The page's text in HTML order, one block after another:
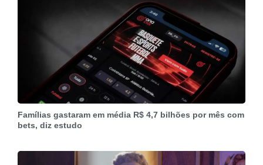
Famílias gastaram em média R$ 4,7 bilhões por mês com
bets, diz estudo